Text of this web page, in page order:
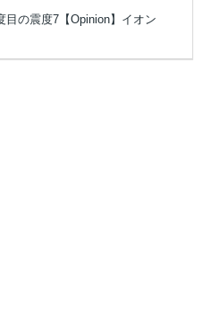
の震度7【Opinion】イオン